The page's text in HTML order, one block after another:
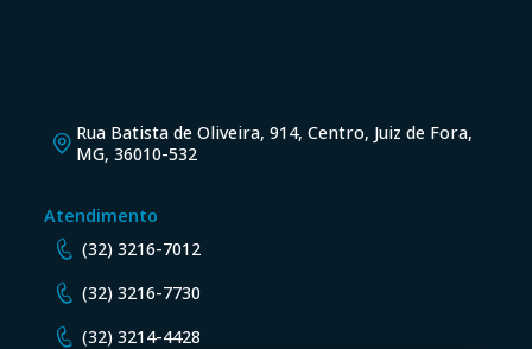
Rua Batista de Oliveira, 914, Centro, Juiz de Fora,
MG, 36010-532
Atendimento
(32) 3216-7012
(32) 3216-7730
(32) 3214-4428